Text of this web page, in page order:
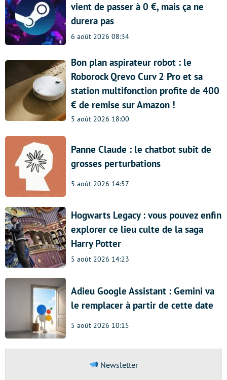
vient de passer à 0 €, mais ça ne
durera pas
6 août 2026 08:34
Bon plan aspirateur robot : le
Roborock Qrevo Curv 2 Pro et sa
station multifonction profite de 400
€ de remise sur Amazon !
5 août 2026 18:00
Panne Claude : le chatbot subit de
grosses perturbations
5 août 2026 14:57
Hogwarts Legacy : vous pouvez enfin
explorer ce lieu culte de la saga
Harry Potter
5 août 2026 14:23
Adieu Google Assistant : Gemini va
le remplacer à partir de cette date
5 août 2026 10:15
Newsletter